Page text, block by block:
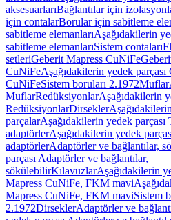
aksesuarlarıBağlantılar için
için contalarBorular için sabitleme
sabitleme elemanlarıAşağıdakilerin
sabitleme elemanlarıSistem contaları
setleriGeberit Mapress CuNiFe
CuNiFeAşağıdakilerin yedek
CuNiFeSistem boruları 2.1972Muflar
MuflarRedüksiyonlarAşağıdakilerin
RedüksiyonlarDirsekler
parçalarAşağıdakilerin yedek parçası
adaptörlerAşağıdakilerin yedek
adaptörlerAdaptörler ve bağlantılar,
parçası Adaptörler ve bağlantılar,
sökülebilirKılavuzlarAşağıdakilerin
Mapress CuNiFe, FKM mavi
Mapress CuNiFe, FKM maviSistem
2.1972DirseklerAdaptörler ve